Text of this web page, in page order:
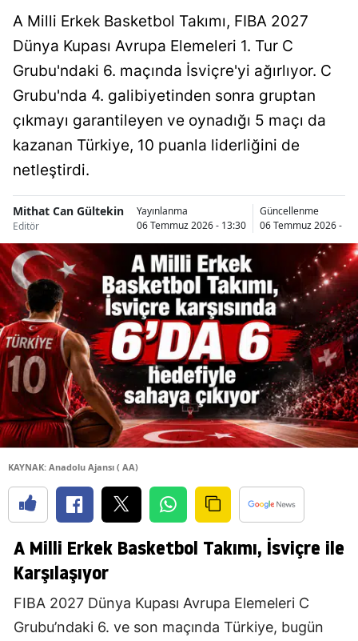
A Milli Erkek Basketbol Takımı, FIBA 2027
Dünya Kupası Avrupa Elemeleri 1. Tur C
Grubu'ndaki 6. maçında İsviçre'yi ağırlıyor. C
Grubu'nda 4. galibiyetinden sonra gruptan
çıkmayı garantileyen ve oynadığı 5 maçı da
kazanan Türkiye, 10 puanla liderliğini de
netleştirdi.
Mithat Can Gültekin
Editör
Yayınlanma
06 Temmuz 2026 - 13:30
Güncellenme
06 Temmuz 2026 -
KAYNAK: Anadolu Ajansı ( AA)
A Milli Erkek Basketbol Takımı, İsviçre ile
Karşılaşıyor
FIBA 2027 Dünya Kupası Avrupa Elemeleri C
Grubu’ndaki 6. ve son maçında Türkiye, bugün